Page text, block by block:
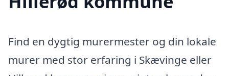
Find en dygtig murermester og din lokale
murer med stor erfaring i Skævinge eller